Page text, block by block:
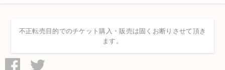
スポーツ
演劇・ミュージカル
ご利用ガイド
不正転売目的でのチケット購入・販売は固くお断りさせて頂き
ます。